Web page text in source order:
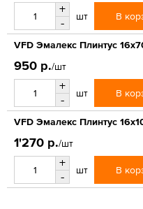
+
-
шт В
VFD Эмалекс Плинтус
950 р./шт
+
-
шт В
VFD Эмалекс Плинтус
1'270 р./шт
+
-
шт В